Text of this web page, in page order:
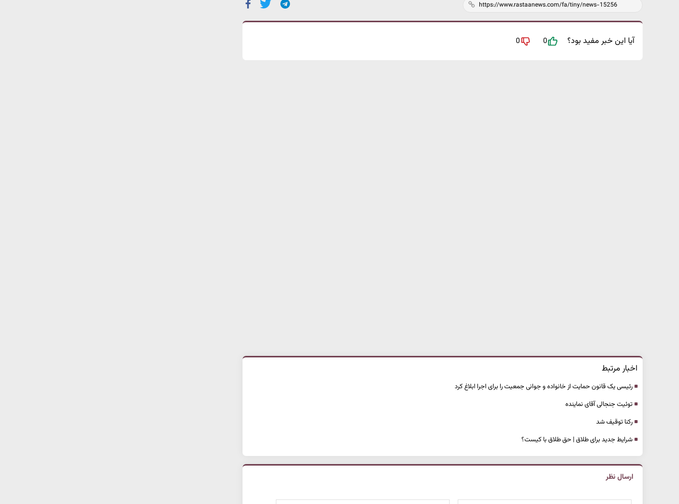
آیا این خبر مفید بود؟ 0
0
اخبار مرتبط
رئیسی یک قانون حمایت از خانواده و جوانی جمعیت را برای اجرا ابلاغ کرد
توئیت جنجالی آقای نماینده
رکنا توقیف شد
شرایط جدید برای طلاق | حق طلاق با کیست؟
ارسال نظر